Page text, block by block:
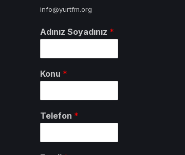
info@yurtfm.org
Adınız Soyadınız *
Konu *
Telefon *